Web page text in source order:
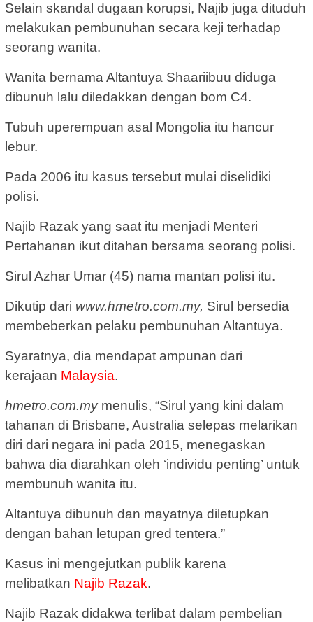
Selain skandal dugaan korupsi, Najib juga dituduh
melakukan pembunuhan secara keji terhadap
seorang wanita.
Wanita bernama Altantuya Shaariibuu diduga
dibunuh lalu diledakkan dengan bom C4.
Tubuh uperempuan asal Mongolia itu hancur
lebur.
Pada 2006 itu kasus tersebut mulai diselidiki
polisi.
Najib Razak yang saat itu menjadi Menteri
Pertahanan ikut ditahan bersama seorang polisi.
Sirul Azhar Umar (45) nama mantan polisi itu.
Dikutip dari www.hmetro.com.my, Sirul bersedia
membeberkan pelaku pembunuhan Altantuya.
Syaratnya, dia mendapat ampunan dari
kerajaan Malaysia.
hmetro.com.mymenulis, “Sirul yang kini dalam
tahanan di Brisbane, Australia selepas melarikan
diri dari negara ini pada 2015, menegaskan
bahwa dia diarahkan oleh ‘individu penting’ untuk
membunuh wanita itu.
Altantuya dibunuh dan mayatnya diletupkan
dengan bahan letupan gred tentera.”
Kasus ini mengejutkan publik karena
melibatkan Najib Razak.
Najib Razak didakwa terlibat dalam pembelian